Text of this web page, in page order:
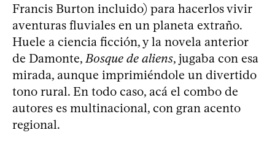
Francis Burton incluido) para hacerlos vivir
aventuras fluviales en un planeta extraño.
Huele a ciencia ficción, y la novela anterior
de Damonte,Bosque de aliens, jugaba con esa
mirada, aunque imprimiéndole un divertido
tono rural. En todo caso, acá el combo de
autores es multinacional, con gran acento
regional.